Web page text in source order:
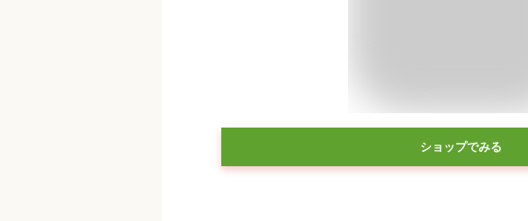
ショップでみる